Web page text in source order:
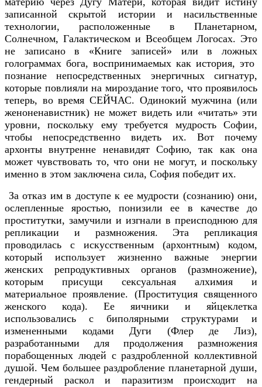
записанной скрытой истории и насильственные
технологии, расположенные в Планетарном,
Солнечном, Галактическом и Всеобщем Логосах. Это
не записано в «Книге записей» или в ложных
голограммах бога, воспринимаемых как история, это
познание непосредственных энергичных сигнатур,
которые повлияли на мироздание того, что проявилось
теперь, во время СЕЙЧАС. Одинокий мужчина (или
женоненавистник) не может видеть или «читать» эти
уровни, поскольку ему требуется мудрость Софии,
чтобы непосредственно видеть их. Вот почему
архонты внутренне ненавидят Софию, так как она
может чувствовать то, что они не могут, и поскольку
именно в этом заключена сила, София победит их.
За отказ им в доступе к ее мудрости (сознанию) они,
ослепленные яростью, понизили ее в качестве до
проститутки, замучили и изгнали в преисподнюю для
репликации и размножения. Эта репликация
проводилась с искусственным (архонтным) кодом,
который использует жизненно важные энергии
женских репродуктивных органов (размножение),
которым присущи сексуальная алхимия и
материальное проявление. (Проституция священного
женского кода). Ее яичники и яйцеклетка
использовались с биполярными структурами и
измененными кодами Дуги (Флер де Лиз),
разработанными для продолжения размножения
порабощенных людей с раздробленной коллективной
душой. Чем большее раздробление планетарной души,
гендерный раскол и паразитизм происходит на